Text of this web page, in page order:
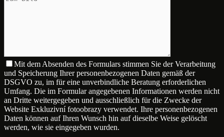
Mit dem Absenden des Formulars stimmen Sie der Verarbeitung
und Speicherung Ihrer personenbezogenen Daten gemäß der
DSGVO zu, im für eine unverbindliche Beratung erforderlichen
Umfang. Die im Formular angegebenen Informationen werden nicht
an Dritte weitergegeben und ausschließlich für die Zwecke der
Website Exkluzivní fotoobrazy verwendet. Ihre personenbezogenen
Daten können auf Ihren Wunsch hin auf dieselbe Weise gelöscht
werden, wie sie eingegeben wurden.